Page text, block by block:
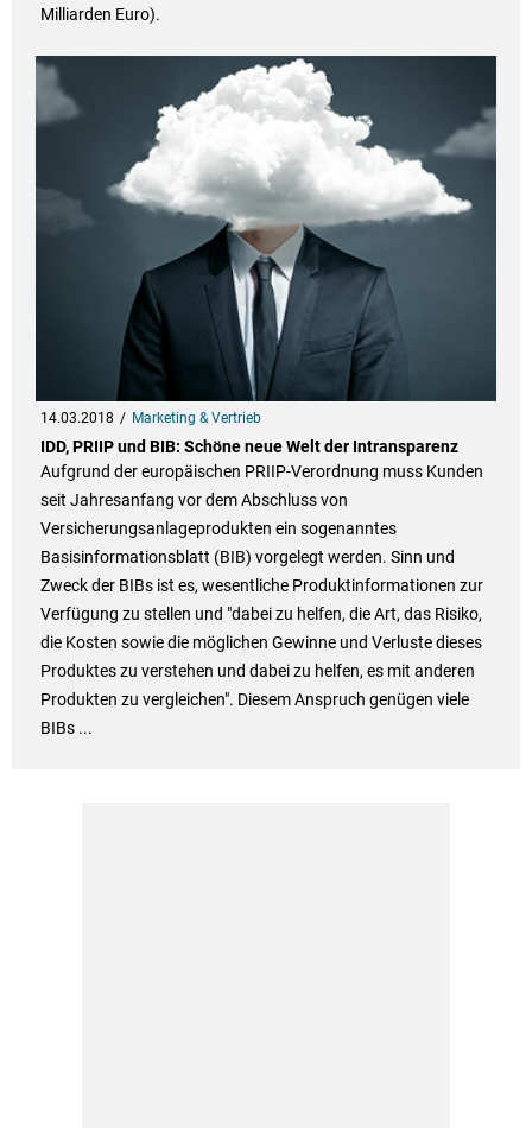
Milliarden Euro).
14.03.2018 Marketing & Vertrieb
IDD, PRIIP und BIB: Schöne neue Welt der Intransparenz
Aufgrund der europäischen PRIIP-Verordnung muss Kunden
seit Jahresanfang vor dem Abschluss von
Versicherungsanlageprodukten ein sogenanntes
Basisinformationsblatt (BIB) vorgelegt werden. Sinn und
Zweck der BIBs ist es, wesentliche Produktinformationen zur
Verfügung zu stellen und "dabei zu helfen, die Art, das Risiko,
die Kosten sowie die möglichen Gewinne und Verluste dieses
Produktes zu verstehen und dabei zu helfen, es mit anderen
Produkten zu vergleichen". Diesem Anspruch genügen viele
BIBs ...